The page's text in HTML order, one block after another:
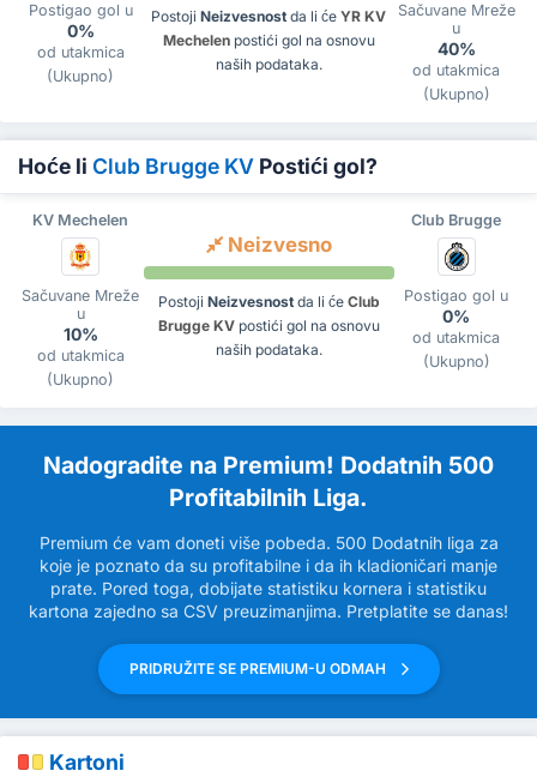
Postigao gol u
0%
od utakmica
(Ukupno)
Postoji Neizvesnost da li će YR KV
Mechelenpostići gol na osnovu
naših podataka.
Sačuvane Mreže
u
40%
od utakmica
(Ukupno)
Hoće li Club Brugge KV Postići gol?
KV Mechelen Club Brugge
Sačuvane Mreže
u
10%
od utakmica
(Ukupno)
Neizvesno
Postoji Neizvesnostda li će Club
Brugge KVpostići gol na osnovu
naših podataka.
Postigao gol u
0%
od utakmica
(Ukupno)
Nadogradite na Premium! Dodatnih 500
Profitabilnih Liga.
Premium će vam doneti više pobeda. 500 Dodatnih liga za
koje je poznato da su profitabilne i da ih kladioničari manje
prate. Pored toga, dobijate statistiku kornera i statistiku
kartona zajedno sa CSV preuzimanjima. Pretplatite se danas!
PRIDRUŽITE SE PREMIUM-U ODMAH
Kartoni